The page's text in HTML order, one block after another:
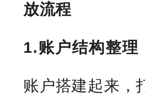
放流程
1.账户结构整理
账户搭建起来，